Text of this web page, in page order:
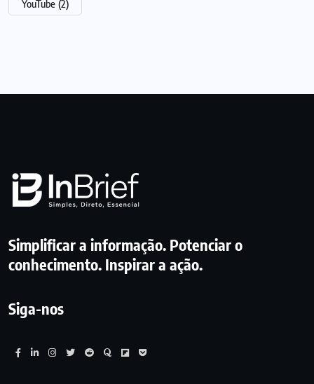
YouTube (2)
Simplificar a informação. Potenciar o
conhecimento. Inspirar a ação.
Siga-nos